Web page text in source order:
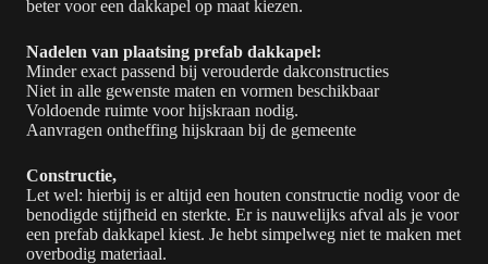
beter voor een dakkapel op maat kiezen.
Nadelen van plaatsing prefab dakkapel:
Minder exact passend bij verouderde dakconstructies
Niet in alle gewenste maten en vormen beschikbaar
Voldoende ruimte voor hijskraan nodig.
Aanvragen ontheffing hijskraan bij de gemeente
Constructie,
Let wel: hierbij is er altijd een houten constructie nodig voor de
benodigde stijfheid en sterkte. Er is nauwelijks afval als je voor
een prefab dakkapel kiest. Je hebt simpelweg niet te maken met
overbodig materiaal.